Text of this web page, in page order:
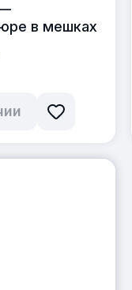
—
в мешках